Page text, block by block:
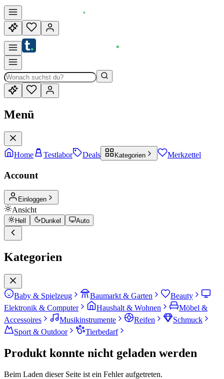
Menü
Home Testlabor Deals Kategorien Merkzettel
Account
Einloggen
Ansicht
Hell Dunkel Auto
Kategorien
Baby & Spielzeug Baumarkt & Garten
Beauty
Elektronik & Computer
Haushalt & Wohnen
Möbel &
Accessoires
Musikinstrumente Reifen
Schmuck
Sport & Outdoor
Tierbedarf
Produkt konnte nicht geladen werden
Beim Laden dieser Seite ist ein Fehler aufgetreten.